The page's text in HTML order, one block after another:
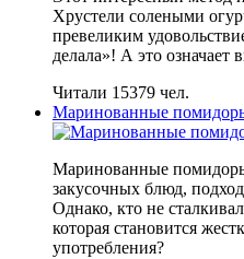
Хрустели солеными
превеликим
делала»! А это означает
Читали 15379 чел.
Маринованные
Маринованные
закусочных блюд,
Однако, кто не
которая становится
употребления?